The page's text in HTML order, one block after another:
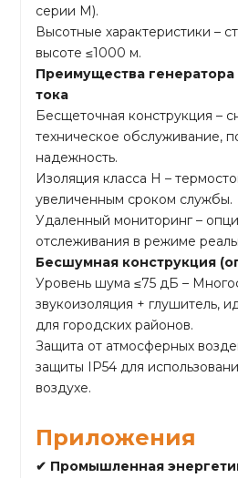
серии M).
Высотные характеристики –
высоте ≤1000 м.
Преимущества
тока
Бесщеточная конструкция –
техническое обслуживание,
надежность.
Изоляция класса H –
увеличенным сроком службы.
Удаленный мониторинг –
отслеживания в режиме
Бесшумная конструкция
Уровень шума ≤75 дБ –
звукоизоляция + глушитель,
для городских районов.
Защита от атмосферных
защиты IP54 для
воздухе.
Приложения
✔ Промышленная